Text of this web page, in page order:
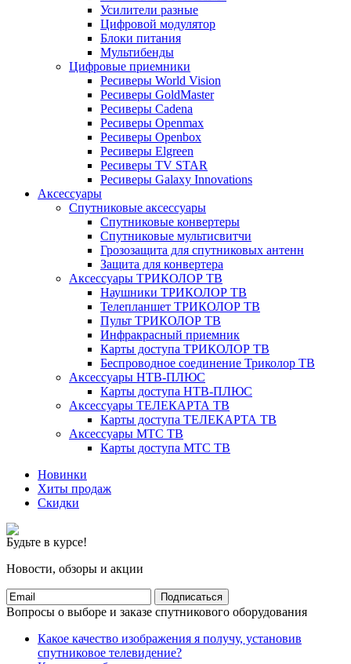
Усилители разные
Цифровой модулятор
Блоки питания
Мультибенды
Цифровые приемники
Ресиверы World Vision
Ресиверы GoldMaster
Ресиверы Cadena
Ресиверы Openmax
Ресиверы Openbox
Ресиверы Elgreen
Ресиверы TV STAR
Ресиверы Galaxy Innovations
Аксессуары
Спутниковые аксессуары
Спутниковые конвертеры
Спутниковые мультисвитчи
Грозозащита для спутниковых антенн
Защита для конвертера
Аксессуары ТРИКОЛОР ТВ
Наушники ТРИКОЛОР ТВ
Телепланшет ТРИКОЛОР ТВ
Пульт ТРИКОЛОР ТВ
Инфракрасный приемник
Карты доступа ТРИКОЛОР ТВ
Беспроводное соединение Триколор ТВ
Аксессуары НТВ-ПЛЮС
Карты доступа НТВ-ПЛЮС
Аксессуары ТЕЛЕКАРТА ТВ
Карты доступа ТЕЛЕКАРТА ТВ
Аксессуары МТС ТВ
Карты доступа МТС ТВ
Новинки
Хиты продаж
Скидки
Будьте в курсе!
Новости, обзоры и акции
Подписаться
Вопросы о выборе и заказе спутникового оборудования
Какое качество изображения я получу, установив
спутниковое телевидение?